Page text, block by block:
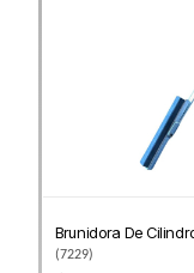
Brunidora De
(7229)